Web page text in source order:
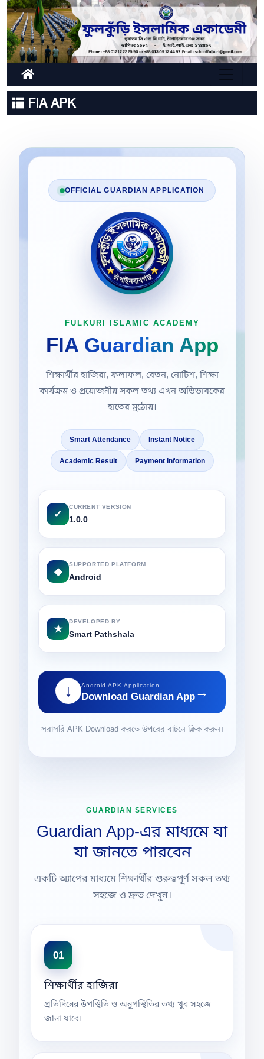
FIA APK
OFFICIAL GUARDIAN APPLICATION
FULKURI ISLAMIC ACADEMY
FIA Guardian App
শিক্ষার্থীর হাজিরা, ফলাফল, বেতন, নোটিশ, শিক্ষা
কার্যক্রম ও প্রয়োজনীয় সকল তথ্য এখন অভিভাবকের
হাতের মুঠোয়।
Smart Attendance Instant Notice
Academic Result Payment Information
✓
CURRENT VERSION
1.0.0
◆
SUPPORTED PLATFORM
Android
★
DEVELOPED BY
Smart Pathshala
↓ Android APK Application
Download Guardian App →
সরাসরি APK Download করতে উপরের বাটনে ক্লিক করুন।
GUARDIAN SERVICES
Guardian App-এর মাধ্যমে যা
যা জানতে পারবেন
একটি অ্যাপের মাধ্যমে শিক্ষার্থীর গুরুত্বপূর্ণ সকল তথ্য
সহজে ও দ্রুত দেখুন।
01
শিক্ষার্থীর হাজিরা
প্রতিদিনের উপস্থিতি ও অনুপস্থিতির তথ্য খুব সহজে
জানা যাবে।